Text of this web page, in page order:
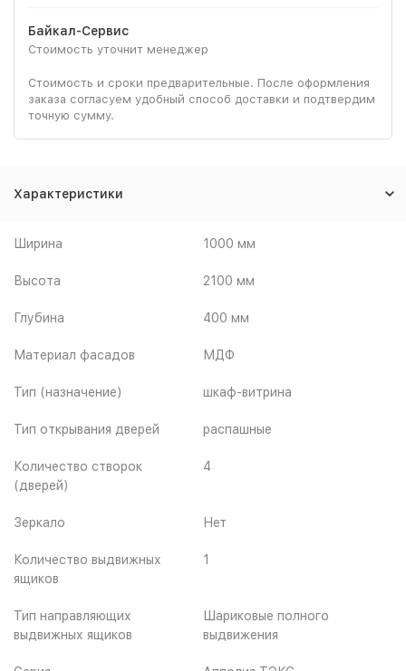
Байкал-Сервис
Стоимость уточнит менеджер
Стоимость и сроки предварительные. После оформления
заказа согласуем удобный способ доставки и подтвердим
точную сумму.
Характеристики
Ширина 1000 мм
Высота 2100 мм
Глубина 400 мм
Материал фасадов МДФ
Тип (назначение) шкаф-витрина
Тип открывания дверей распашные
Количество створок
(дверей)
4
Зеркало Нет
Количество выдвижных
ящиков
1
Тип направляющих
выдвижных ящиков
Шариковые полного
выдвижения